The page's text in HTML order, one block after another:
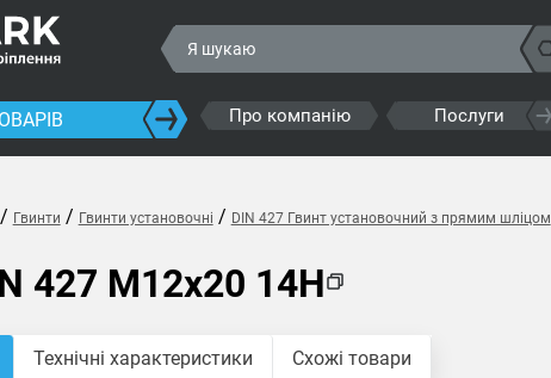
Про компанію Послуги
/ Гвинти / Гвинти установочні / DIN 427 Гвинт установочний з прямим шліцом
427 M12x20 14H
Технічні характеристики Схожі товари